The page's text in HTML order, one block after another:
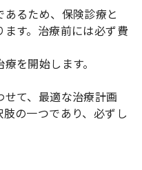
るため、保険診療と
す。治療前には必ず費
を開始します。
て、最適な治療計画
の一つであり、必ずし